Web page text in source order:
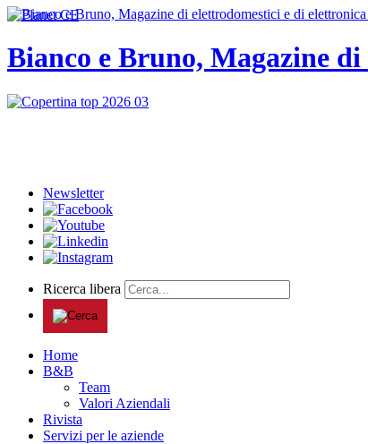
Bianco e Bruno, Magazine
Newsletter
Ricerca libera
Home
B&B
Team
Valori Aziendali
Rivista
Servizi per le aziende